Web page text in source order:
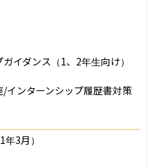
イダンス（1、2年生向け）
インターンシップ履歴書対策
3月）